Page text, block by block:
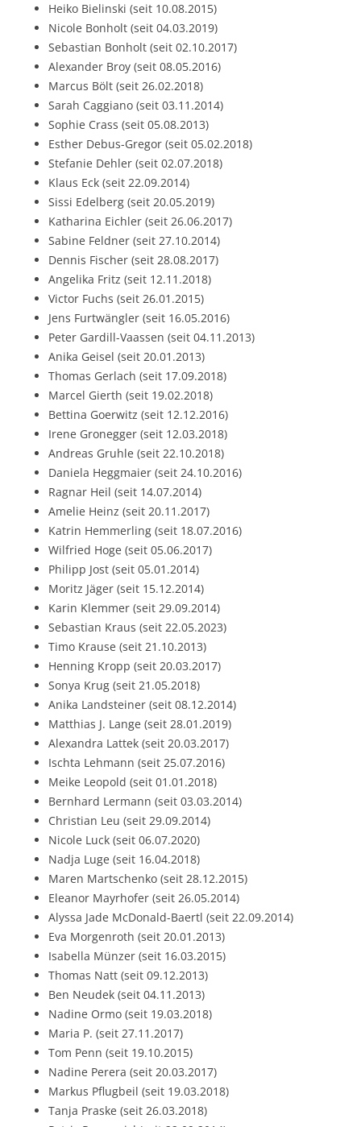
Heiko Bielinski (seit 10.08.2015)
Nicole Bonholt (seit 04.03.2019)
Sebastian Bonholt (seit 02.10.2017)
Alexander Broy (seit 08.05.2016)
Marcus Bölt (seit 26.02.2018)
Sarah Caggiano (seit 03.11.2014)
Sophie Crass (seit 05.08.2013)
Esther Debus-Gregor (seit 05.02.2018)
Stefanie Dehler (seit 02.07.2018)
Klaus Eck (seit 22.09.2014)
Sissi Edelberg (seit 20.05.2019)
Katharina Eichler (seit 26.06.2017)
Sabine Feldner (seit 27.10.2014)
Dennis Fischer (seit 28.08.2017)
Angelika Fritz (seit 12.11.2018)
Victor Fuchs (seit 26.01.2015)
Jens Furtwängler (seit 16.05.2016)
Peter Gardill-Vaassen (seit 04.11.2013)
Anika Geisel (seit 20.01.2013)
Thomas Gerlach (seit 17.09.2018)
Marcel Gierth (seit 19.02.2018)
Bettina Goerwitz (seit 12.12.2016)
Irene Gronegger (seit 12.03.2018)
Andreas Gruhle (seit 22.10.2018)
Daniela Heggmaier (seit 24.10.2016)
Ragnar Heil (seit 14.07.2014)
Amelie Heinz (seit 20.11.2017)
Katrin Hemmerling (seit 18.07.2016)
Wilfried Hoge (seit 05.06.2017)
Philipp Jost (seit 05.01.2014)
Moritz Jäger (seit 15.12.2014)
Karin Klemmer (seit 29.09.2014)
Sebastian Kraus (seit 22.05.2023)
Timo Krause (seit 21.10.2013)
Henning Kropp (seit 20.03.2017)
Sonya Krug (seit 21.05.2018)
Anika Landsteiner (seit 08.12.2014)
Matthias J. Lange (seit 28.01.2019)
Alexandra Lattek (seit 20.03.2017)
Ischta Lehmann (seit 25.07.2016)
Meike Leopold (seit 01.01.2018)
Bernhard Lermann (seit 03.03.2014)
Christian Leu (seit 29.09.2014)
Nicole Luck (seit 06.07.2020)
Nadja Luge (seit 16.04.2018)
Maren Martschenko (seit 28.12.2015)
Eleanor Mayrhofer (seit 26.05.2014)
Alyssa Jade McDonald-Baertl (seit 22.09.2014)
Eva Morgenroth (seit 20.01.2013)
Isabella Münzer (seit 16.03.2015)
Thomas Natt (seit 09.12.2013)
Ben Neudek (seit 04.11.2013)
Nadine Ormo (seit 19.03.2018)
Maria P. (seit 27.11.2017)
Tom Penn (seit 19.10.2015)
Nadine Perera (seit 20.03.2017)
Markus Pflugbeil (seit 19.03.2018)
Tanja Praske (seit 26.03.2018)